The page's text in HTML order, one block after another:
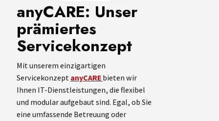
anyCARE: Unser
prämiertes
Servicekonzept
Mit unserem einzigartigen
ServicekonzeptanyCARE bieten wir
Ihnen IT-Dienstleistungen, die flexibel
und modular aufgebaut sind. Egal, ob Sie
eine umfassende Betreuung oder